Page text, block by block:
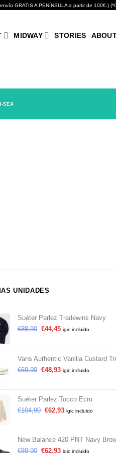
GRATIS A PENÍNSULA a partir de 100€.)
MIDWAY STORIES
I-SEA
UNIDADES
Suéter Parlez Tradewins Navy
€88,90 €44,45 igic incluido
Vans Authentic Vanilla Custard
€69,90 €48,93 igic incluido
Suéter Parlez Tocco Ecru
€104,90 €62,93 igic incluido
New Balance 420 PNT Navy
€89,90 €62,93 igic incluido